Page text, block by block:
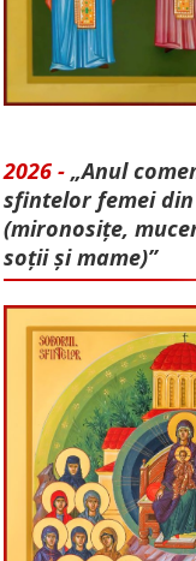
2026 - „Anul
sfintelor femei
(mironosițe,
soții și mame)”